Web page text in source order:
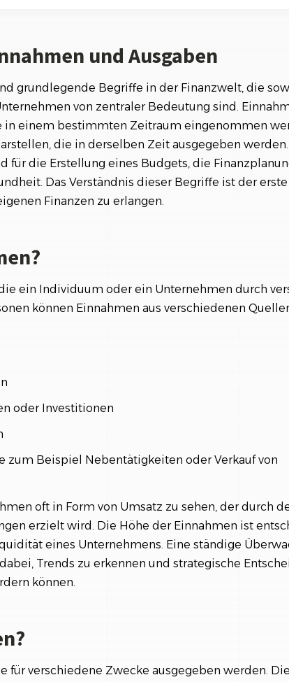
und Ausgaben
Einnahmen und Kontrolle der Ausgaben
und Ausgaben
grundlegende Begriffe in der Finanzwelt, die
von zentraler Bedeutung sind.
in einem bestimmten Zeitraum eingenommen
die in derselben Zeit ausgegeben
für die Erstellung eines Budgets, die
Das Verständnis dieser Begriffe ist der
Finanzen zu erlangen.
ein Individuum oder ein Unternehmen durch
können Einnahmen aus verschiedenen
oder Investitionen
zum Beispiel Nebentätigkeiten oder Verkauf von
oft in Form von Umsatz zu sehen, der durch
erzielt wird. Die Höhe der Einnahmen ist
eines Unternehmens. Eine ständige
Trends zu erkennen und strategische
können.
für verschiedene Zwecke ausgegeben werden.